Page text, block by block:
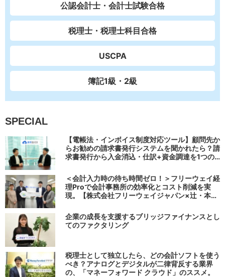
公認会計士・会計士試験合格
税理士・税理士科目合格
USCPA
簿記1級・2級
SPECIAL
【電帳法・インボイス制度対応ツール】顧問先か
らお勧めの請求書発行システムを聞かれたら？請
求書発行から入金消込・仕訳+資金調達を1つの
＜会計入力時の待ち時間ゼロ！＞フリーウェイ経
理Proで会計事務所の効率化とコスト削減を実
現。【株式会社フリーウェイジャパン×辻・本郷
企業の成長を支援するブリッジファイナンスとし
てのファクタリング
税理士として独立したら、どの会計ソフトを使う
べき？アナログとデジタルが二律背反する業界
の、「マネーフォワード クラウド」のススメ。